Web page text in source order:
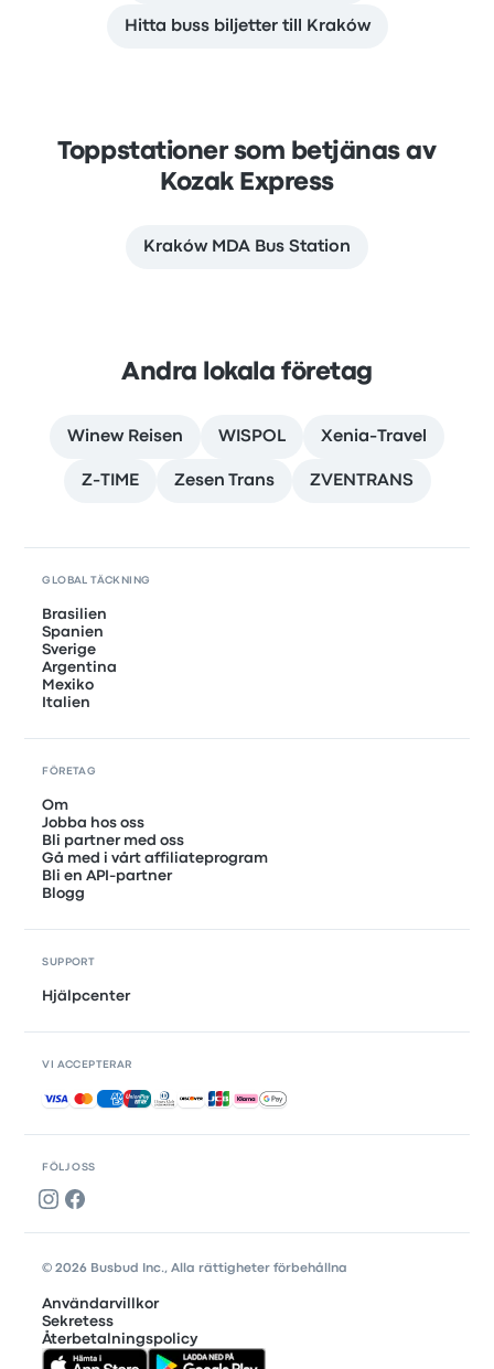
Hitta buss biljetter till Kraków
Toppstationer som betjänas av
Kozak Express
Kraków MDA Bus Station
Andra lokala företag
Winew Reisen WISPOL Xenia-Travel
Z-TIME Zesen Trans ZVENTRANS
FÖLJ OSS
GLOBAL TÄCKNING
Brasilien
Spanien
Sverige
Argentina
Mexiko
Italien
FÖRETAG
Om
Jobba hos oss
Bli partner med oss
Gå med i vårt affiliateprogram
Bli en API-partner
Blogg
SUPPORT
Hjälpcenter
VI ACCEPTERAR
Accepterade betalningar
© 2026 Busbud Inc., Alla rättigheter förbehållna
Användarvillkor
Sekretess
Återbetalningspolicy